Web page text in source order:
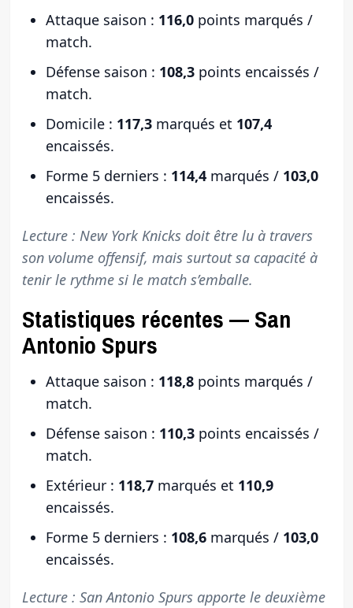
Attaque saison : 116,0points marqués /
match.
Défense saison : 108,3points encaissés /
match.
Domicile : 117,3marqués et 107,4
encaissés.
Forme 5 derniers : 114,4marqués / 103,0
encaissés.
Lecture : New York Knicks doit être lu à travers
son volume offensif, mais surtout sa capacité à
tenir le rythme si le match s’emballe.
Statistiques récentes — San
Antonio Spurs
Attaque saison : 118,8points marqués /
match.
Défense saison : 110,3points encaissés /
match.
Extérieur : 118,7marqués et 110,9
encaissés.
Forme 5 derniers : 108,6marqués / 103,0
encaissés.
Lecture : San Antonio Spurs apporte le deuxième